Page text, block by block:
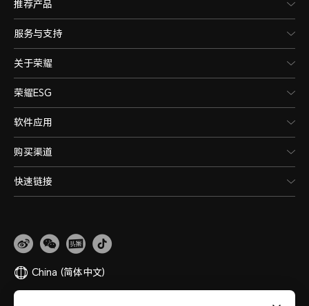
推荐产品
服务与支持
关于荣耀
荣耀ESG
软件应用
购买渠道
快速链接
China (简体中文)